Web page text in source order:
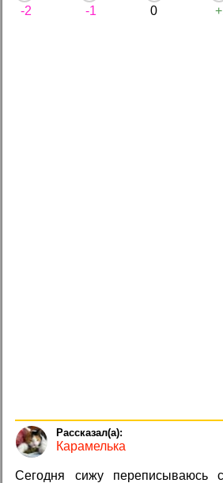
-2 -1 0
Карамелька
Сегодня сижу переписываюсь